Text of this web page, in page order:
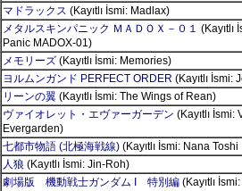
マドラックス (Kayıtlı İsmi: Madlax)
メタルスキンパニック ＭＡＤＯＸ－０１ (Kayıtlı
Panic MADOX-01)
メモリーズ(Kayıtlı İsmi: Memories)
ヨルムンガンド PERFECT ORDER (Kayıtlı İsmi:
リーンの翼(Kayıtlı İsmi: The Wings of Rean)
ヴァイオレット・エヴァーガーデン (Kayıtlı İsmi:
Evergarden)
七都市物語 (北極海戦線)(Kayıtlı İsmi: Nana
人狼 (Kayıtlı İsmi: Jin-Roh)
劇場版 機動戦士ガンダム I 特別編(Kayıtlı